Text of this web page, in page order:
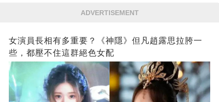
ADVERTISEMENT
女演員長相有多重要？《神隱》但凡趙露思拉胯一
些，都壓不住這群絕色女配